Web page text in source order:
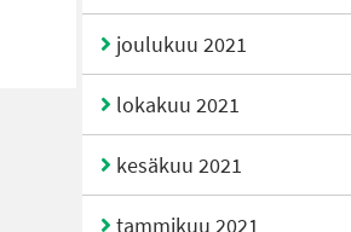
joulukuu 2021
lokakuu 2021
kesäkuu 2021
tammikuu 2021